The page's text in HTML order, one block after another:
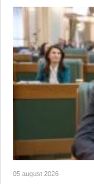
05 august 2026